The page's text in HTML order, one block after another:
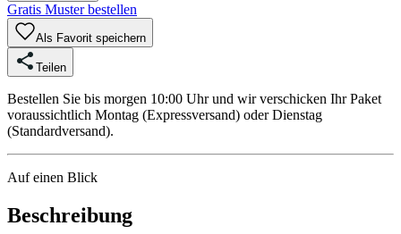
Gratis Muster bestellen
Als Favorit speichern
Teilen
Bestellen Sie bis morgen 10:00 Uhr und wir verschicken Ihr Paket
voraussichtlich Montag (Expressversand) oder Dienstag
(Standardversand).
Auf einen Blick
Beschreibung